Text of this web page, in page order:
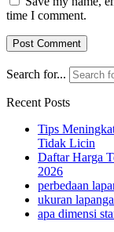
time I comment.
Search for...
Recent Posts
Tips
Tidak Licin
Daftar Harga
2026
perbedaan
ukuran
apa dimensi